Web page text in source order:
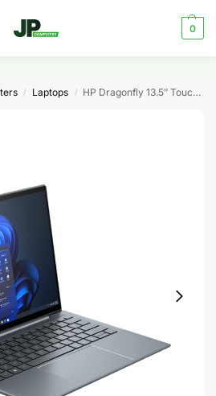
0
/ Laptops / HP Dragonfly 13.5″ Touch i7 32GB 512GB 5G eSim